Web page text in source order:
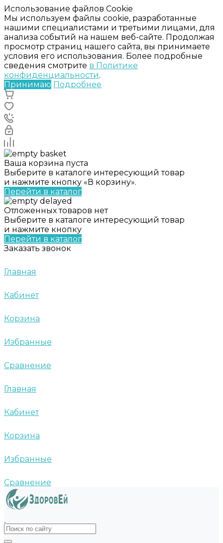
Использование файлов Cookie
Мы используем файлы cookie, разработанные
нашими специалистами и третьими лицами, для
анализа событий на нашем веб-сайте. Продолжая
просмотр страниц нашего сайта, вы принимаете
условия его использования. Более подробные
сведения смотрите в Политике
конфиденциальности.
Принимаю Подробнее
Ваша корзина пуста
Выберите в каталоге интересующий товар
и нажмите кнопку «В корзину».
Перейти в каталог
Отложенных товаров нет
Выберите в каталоге интересующий товар
и нажмите кнопку
Перейти в каталог
Заказать звонок
Главная
Кабинет
Корзина
Избранные
Сравнение
Главная
Кабинет
Корзина
Избранные
Сравнение